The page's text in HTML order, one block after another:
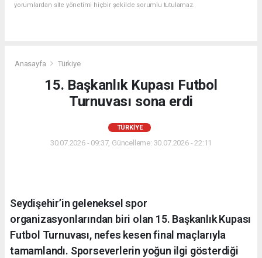
yorumlardan site yönetimi hiçbir şekilde sorumlu tutulamaz.
Anasayfa Türkiye
15. Başkanlık Kupası Futbol
Turnuvası sona erdi
TÜRKIYE
30.07.2026 - 09:37, Güncelleme: 30.07.2026 - 22:11
Seydişehir’in geleneksel spor
organizasyonlarından biri olan 15. Başkanlık Kupası
Futbol Turnuvası, nefes kesen final maçlarıyla
tamamlandı. Sporseverlerin yoğun ilgi gösterdiği